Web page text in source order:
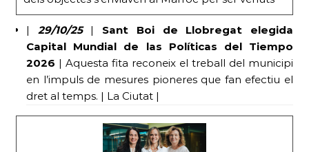
| 29/10/25| Sant Boi de Llobregat elegida
Capital Mundial de las Políticas del Tiempo
2026 | Aquesta fita reconeix el treball del municipi
en l’impuls de mesures pioneres que fan efectiu el
dret al temps. | La Ciutat |